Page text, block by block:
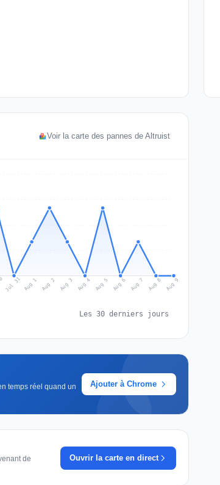
Voir la carte des pannes de Altruist
Jul 31 Aug 1 Aug 2 Aug 3 Aug 4 Aug 5 Aug 6 Aug 7 Aug 8 Aug 9
Les 30 derniers jours
temps réel quand un
Ajouter à Chrome
de
Ouvrir la carte en direct